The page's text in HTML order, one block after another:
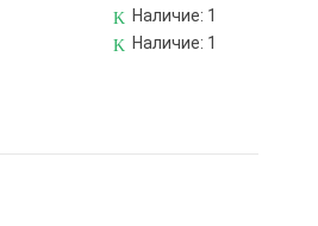
Наличие: 1
Наличие: 1